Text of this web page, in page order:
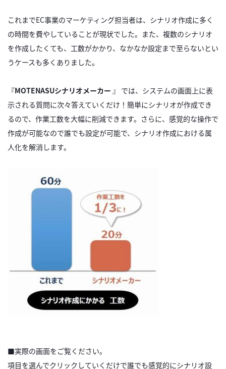
これまでEC事業のマーケティング担当者は、シナリオ作成に多く
の時間を費やしていることが現状でした。また、複数のシナリオ
を作成したくても、工数がかかり、なかなか設定まで至らないとい
うケースも多くありました。
『MOTENASUシナリオメーカー 』 では、システムの画面上に表
示される質問に次々答えていくだけ！簡単にシナリオが作成でき
るので、作業工数を大幅に削減できます。さらに、感覚的な操作で
作成が可能なので誰でも設定が可能で、シナリオ作成における属
人化を解消します。
■実際の画面をご覧ください。
項目を選んでクリックしていくだけで誰でも感覚的にシナリオ設